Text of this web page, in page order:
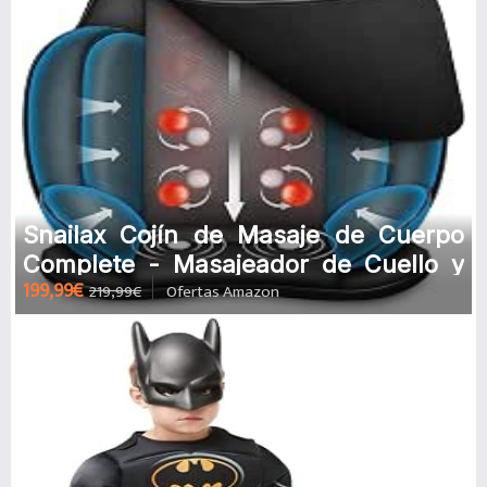
Snailax Cojín de Masaje de Cuerpo
Complete - Masajeador de Cuello y
Espalda Shiatsu con compresor d
199,99€ 219,99€ Ofertas Amazon